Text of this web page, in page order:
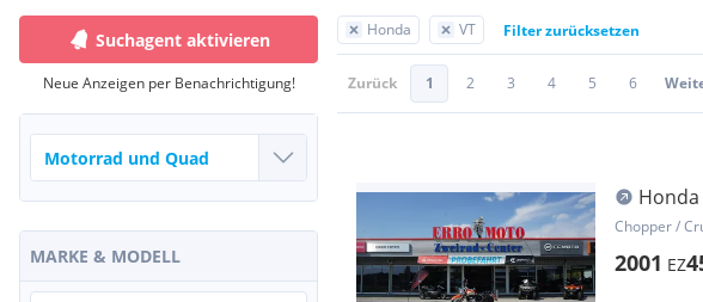
Honda VT Filter zurücksetzen
Zurück 1 2 3 4 5 6
Honda
Chopper /
2001 EZ
Suchagent aktivieren
Neue Anzeigen per Benachrichtigung!
MARKE & MODELL